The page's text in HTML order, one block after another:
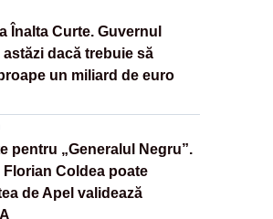
Înalta Curte. Guvernul
astăzi dacă trebuie să
un miliard de euro
pentru „Generalul Negru”.
Florian Coldea poate
de Apel validează